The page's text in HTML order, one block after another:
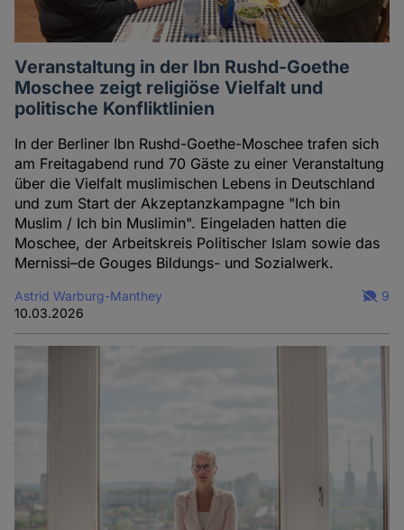
Veranstaltung in der Ibn Rushd-Goethe
Moschee zeigt religiöse Vielfalt und
politische Konfliktlinien
In der Berliner Ibn Rushd-Goethe-Moschee trafen sich
am Freitagabend rund 70 Gäste zu einer Veranstaltung
über die Vielfalt muslimischen Lebens in Deutschland
und zum Start der Akzeptanzkampagne "Ich bin
Muslim / Ich bin Muslimin". Eingeladen hatten die
Moschee, der Arbeitskreis Politischer Islam sowie das
Mernissi–de Gouges Bildungs- und Sozialwerk.
Astrid Warburg-Manthey
10.03.2026
9